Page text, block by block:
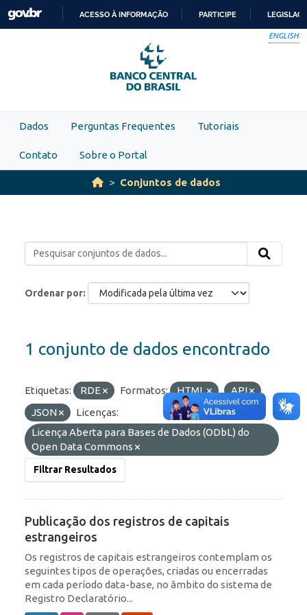
Skip to main content
PARA
O
CONTEÚDO
ACESSO À INFORMAÇÃO PARTICIPE
ENGLISH
Dados Perguntas Frequentes Tutoriais
Contato Sobre o Portal
Conjuntos de dados
Ordenar por
1 conjunto de dados encontrado
Etiquetas: RDE Formatos: HTML
API
JSON
Licenças:
Licença Aberta para Bases de Dados (ODbL) do
Open Data Commons
Filtrar Resultados
Publicação dos registros de capitais
estrangeiros
Os registros de capitais estrangeiros contemplam os
seguintes tipos de operações, criadas ou encerradas
em cada período data-base, no âmbito do sistema de
Registro Declaratório...